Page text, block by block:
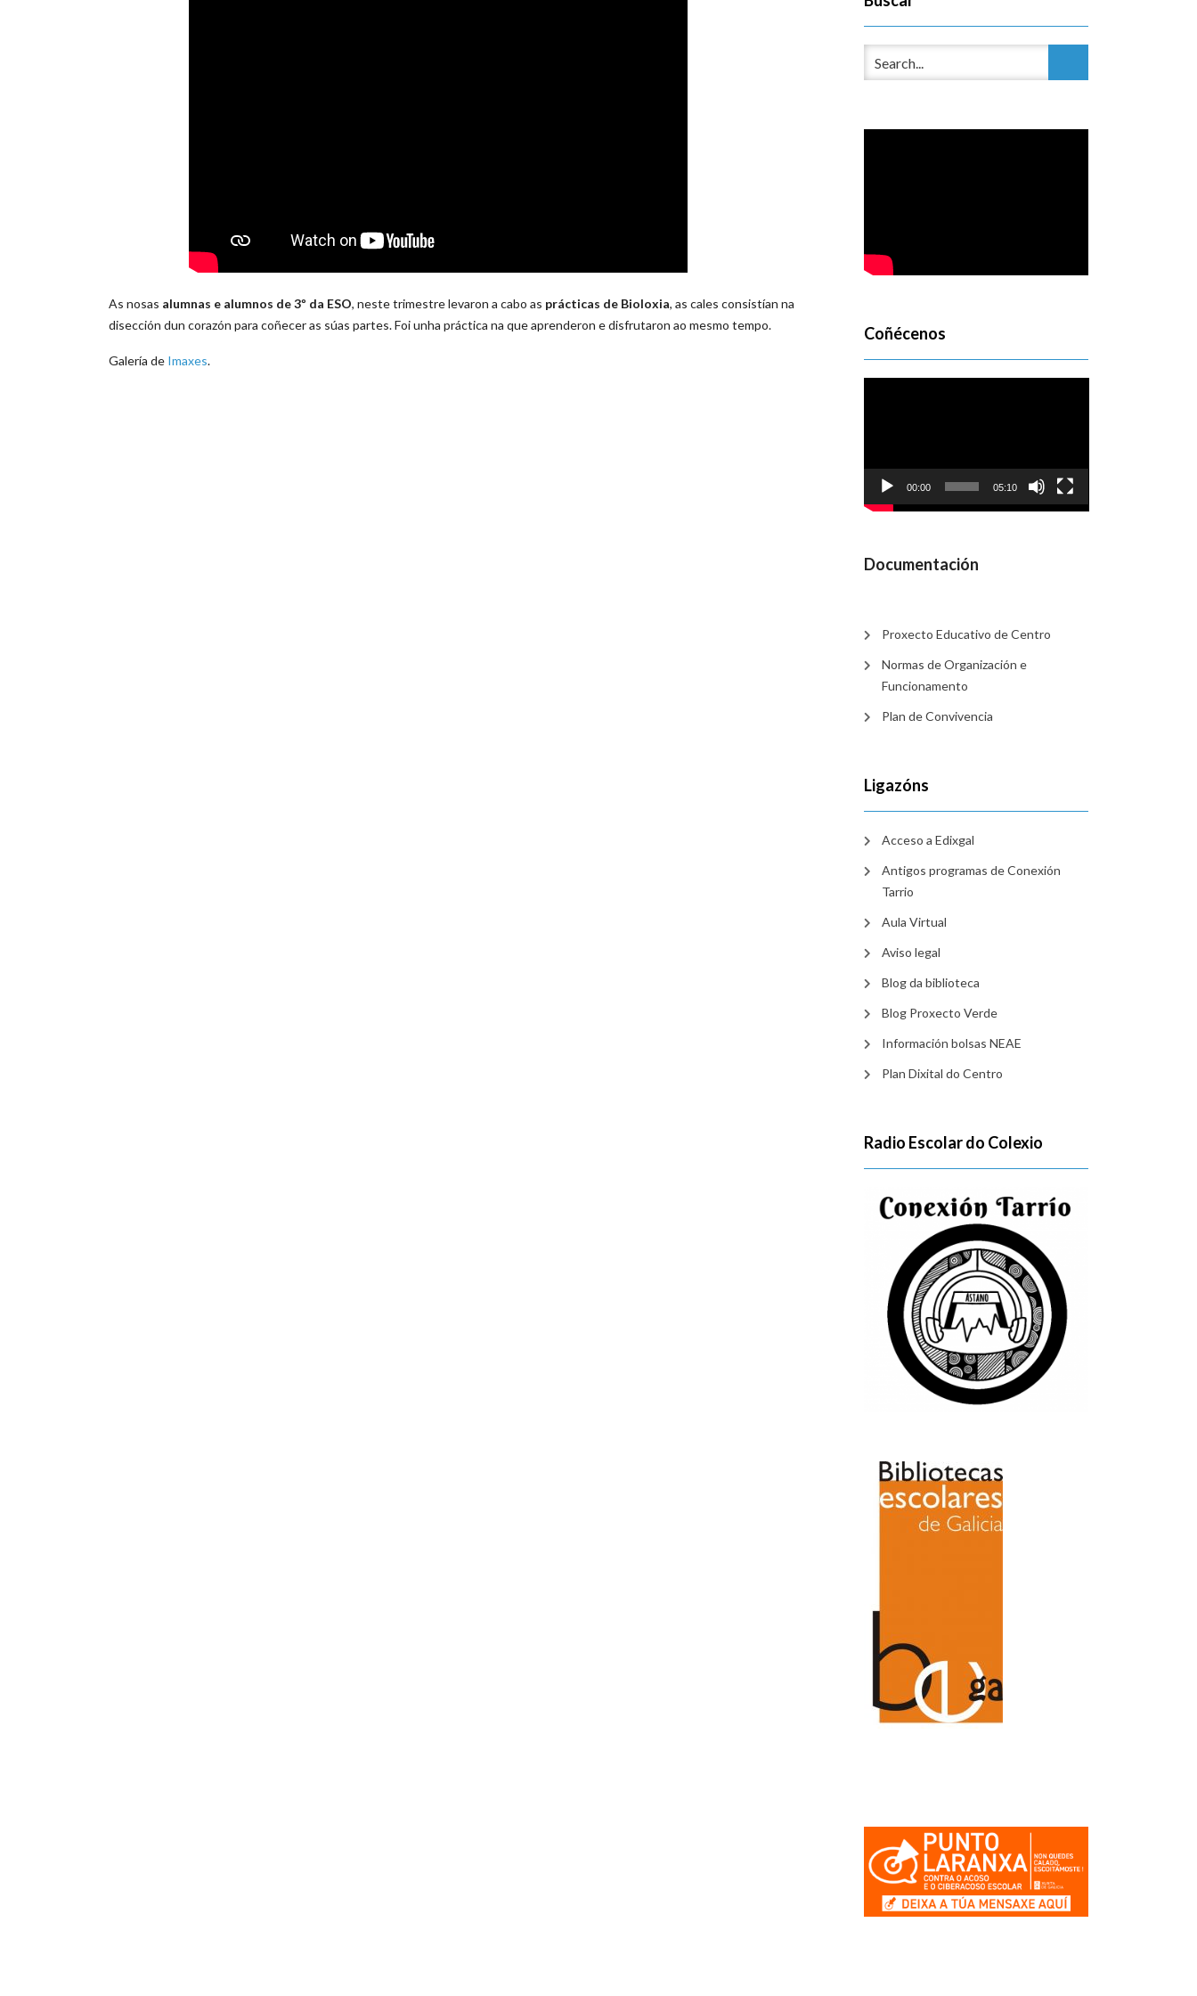
As nosas alumnas e alumnos de 3º da ESO, neste trimestre levaron a cabo as prácticas de Bioloxia, as cales consistían na
disección dun corazón para coñecer as súas partes. Foi unha práctica na que aprenderon e disfrutaron ao mesmo tempo.
Galería de Imaxes.
Coñécenos
00:00 05:10
Documentación
Proxecto Educativo de Centro
Normas de Organización e
Funcionamento
Plan de Convivencia
Ligazóns
Acceso a Edixgal
Antigos programas de Conexión
Tarrio
Aula Virtual
Aviso legal
Blog da biblioteca
Blog Proxecto Verde
Información bolsas NEAE
Plan Dixital do Centro
Radio Escolar do Colexio